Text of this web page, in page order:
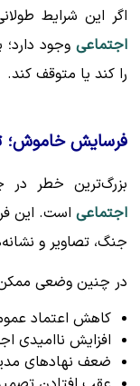
اگر این شرایط
اجتماعی وجود
را کند یا متوقف کند.
فرسایش خاموش؛
بزرگ‌ترین خطر در
اجتماعی است. این
جنگ، تصاویر و
در چنین وضعی ممکن
کاهش اعتماد
افزایش ناامیدی
ضعف نهادهای